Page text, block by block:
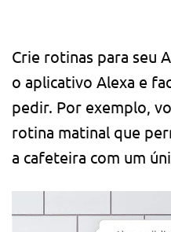
Crie rotinas para seu
o aplicativo Alexa e
pedir. Por exemplo,
rotina matinal que
a cafeteira com um